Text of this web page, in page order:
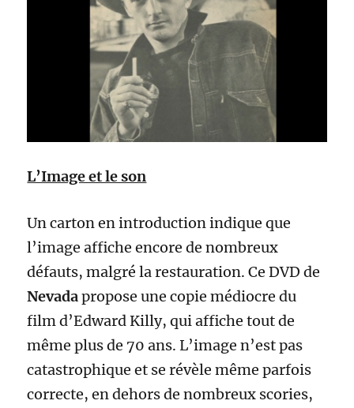
L’Image et le son
Un carton en introduction indique que
l’image affiche encore de nombreux
défauts, malgré la restauration. Ce DVD de
Nevadapropose une copie médiocre du
film d’Edward Killy, qui affiche tout de
même plus de 70 ans. L’image n’est pas
catastrophique et se révèle même parfois
correcte, en dehors de nombreux scories,